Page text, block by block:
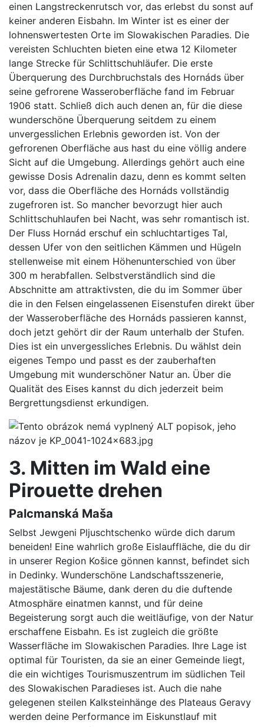
einen Langstreckenrutsch vor, das erlebst du sonst auf
keiner anderen Eisbahn. Im Winter ist es einer der
lohnenswertesten Orte im Slowakischen Paradies. Die
vereisten Schluchten bieten eine etwa 12 Kilometer
lange Strecke für Schlittschuhläufer. Die erste
Überquerung des Durchbruchstals des Hornáds über
seine gefrorene Wasseroberfläche fand im Februar
1906 statt. Schließ dich auch denen an, für die diese
wunderschöne Überquerung seitdem zu einem
unvergesslichen Erlebnis geworden ist. Von der
gefrorenen Oberfläche aus hast du eine völlig andere
Sicht auf die Umgebung. Allerdings gehört auch eine
gewisse Dosis Adrenalin dazu, denn es kommt selten
vor, dass die Oberfläche des Hornáds vollständig
zugefroren ist. So mancher bevorzugt hier auch
Schlittschuhlaufen bei Nacht, was sehr romantisch ist.
Der Fluss Hornád erschuf ein schluchtartiges Tal,
dessen Ufer von den seitlichen Kämmen und Hügeln
stellenweise mit einem Höhenunterschied von über
300 m herabfallen. Selbstverständlich sind die
Abschnitte am attraktivsten, die du im Sommer über
die in den Felsen eingelassenen Eisenstufen direkt über
der Wasseroberfläche des Hornáds passieren kannst,
doch jetzt gehört dir der Raum unterhalb der Stufen.
Dies ist ein unvergessliches Erlebnis. Du wählst dein
eigenes Tempo und passt es der zauberhaften
Umgebung mit wunderschöner Natur an. Über die
Qualität des Eises kannst du dich jederzeit beim
Bergrettungsdienst erkundigen.
3. Mitten im Wald eine
Pirouette drehen
Palcmanská Maša
Selbst Jewgeni Pljuschtschenko würde dich darum
beneiden! Eine wahrlich große Eislauffläche, die du dir
in unserer Region Košice gönnen kannst, befindet sich
in Dedinky. Wunderschöne Landschaftsszenerie,
majestätische Bäume, dank deren du die duftende
Atmosphäre einatmen kannst, und für deine
Begeisterung sorgt auch die weitläufige, von der Natur
erschaffene Eisbahn. Es ist zugleich die größte
Wasserfläche im Slowakischen Paradies. Ihre Lage ist
optimal für Touristen, da sie an einer Gemeinde liegt,
die ein wichtiges Tourismuszentrum im südlichen Teil
des Slowakischen Paradieses ist. Auch die nahe
gelegenen steilen Kalksteinhänge des Plateaus Geravy
werden deine Performance im Eiskunstlauf mit